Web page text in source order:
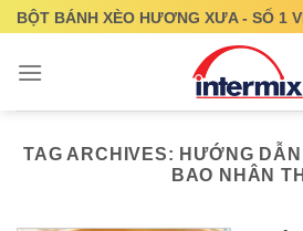
Skip
content
BỘT BÁNH XÈO HƯƠNG XƯA - SỐ 1
TAG ARCHIVES: HƯỚNG
BAO NHÂN